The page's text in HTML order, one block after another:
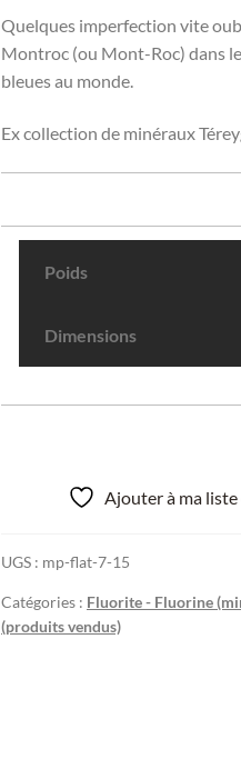
Quelques imperfection vite
Montroc (ou Mont-Roc) dans
bleues au monde.
Ex collection de minéraux
Poids
Dimensions
Ajouter à ma
UGS : mp-flat-7-15
Catégories : Fluorite - Fluorine
(produits vendus)